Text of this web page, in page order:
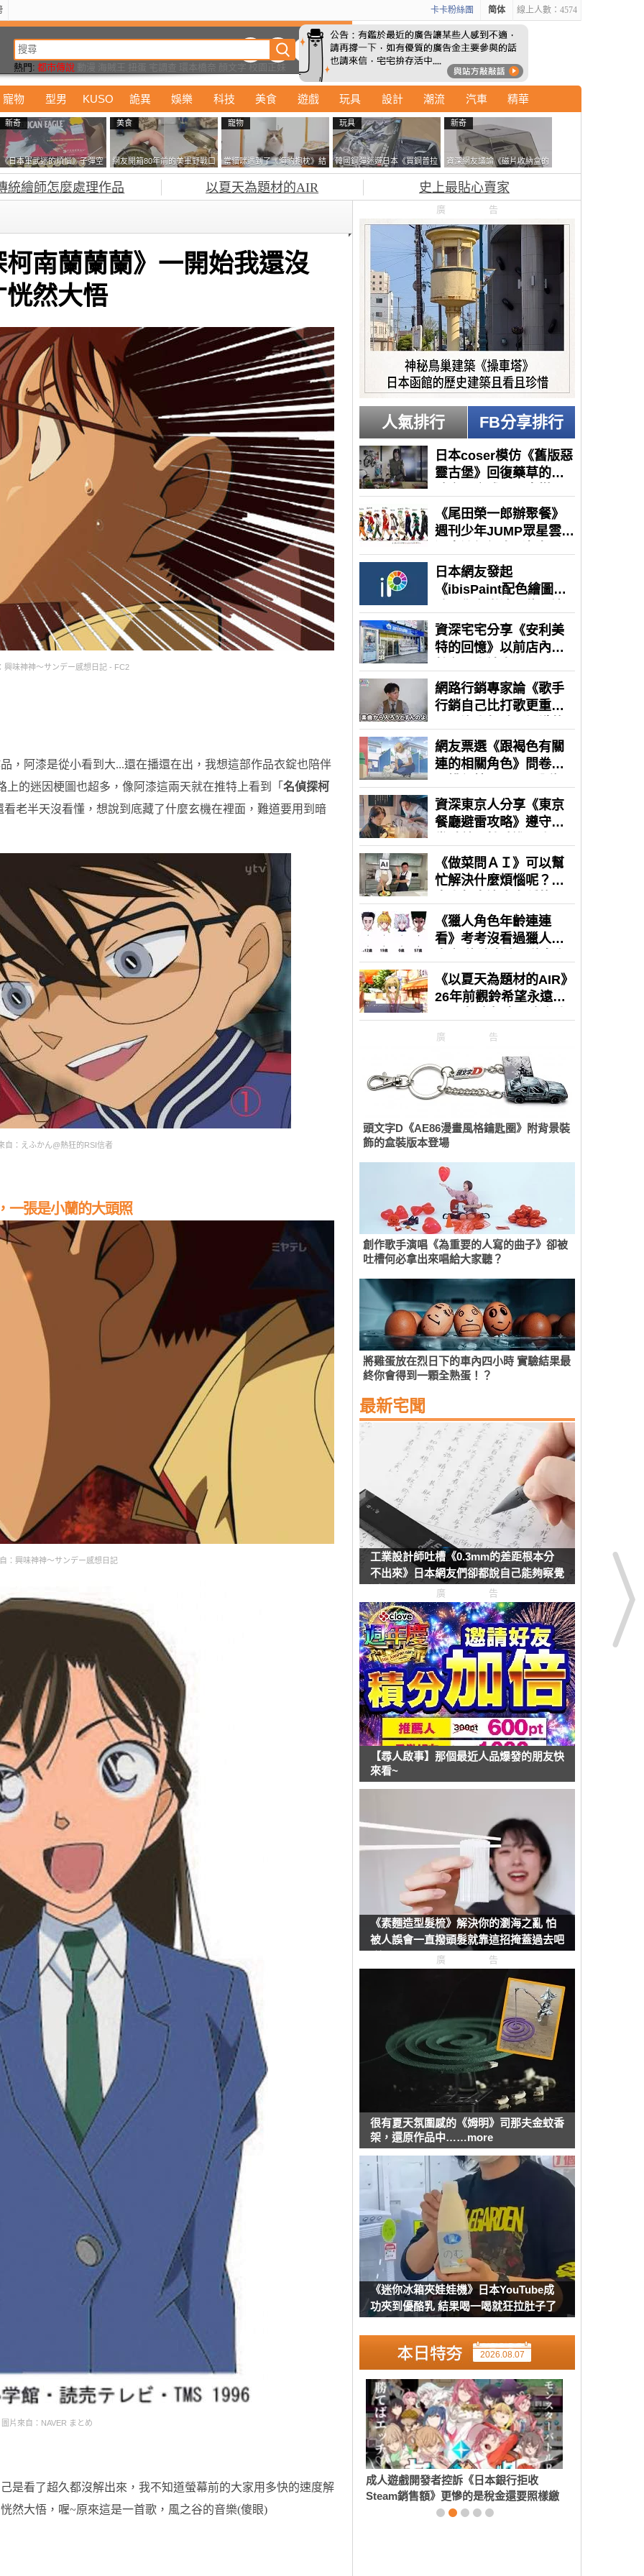
線上人數：4574
简体
卡卡粉絲團
熱門: 都市傳說
寵物 型男 KUSO 詭異 娛樂 科技 美食 遊戲 玩具 設計 潮流 汽車 精華
新奇
《日本軍武迷的煩惱》子彈空
盒在日本超級貴 美國網友直
接一大箱寄給他了
美食
網友開箱80年前的美軍野戰口
糧 罐頭本身保存良好，但裡
面的味道...
寵物
當貓咪遇到了《海豹抱枕》結
果玩了10天後，海豹一整個走
鐘笑翻網友
玩具
韓國鋼彈迷遊日本《買鋼普拉
塞不進行李箱》網友們集思廣
新奇
資深網友議論《磁片收納盒的
鎖有什麼用》想偷的話整盒拿
走不就好了嗎？
統繪師怎麼處理作品 以夏天為題材的AIR 史上最貼心賣家
南蘭蘭蘭》一開始我還沒
然大悟
漫
興味神神～サンデー感想日記 - FC2
，阿漆是從小看到大...還在播還在出，我想這部作品衣錠也陪伴
的迷因梗圖也超多，像阿漆這兩天就在推特上看到「 名偵探柯
老半天沒看懂，想說到底藏了什麼玄機在裡面，難道要用到暗
自：えふかん@熱狂的RSI信者
一張是小蘭的大頭照
：興味神神～サンデー感想日記
圖片來自：NAVER まとめ
是看了超久都沒解出來，我不知道螢幕前的大家用多快的速度解
然大悟，喔~原來這是一首歌，風之谷的音樂(傻眼)
廣告
人氣排行 FB分享排行
廣告
頭文字D《AE86漫畫風格鑰匙圈》附背景裝
飾的盒裝版本登場
創作歌手演唱《為重要的人寫的曲子》卻被
吐槽何必拿出來唱給大家聽？
將雞蛋放在烈日下的車內四小時 實驗結果最
終你會得到一顆全熟蛋！？
最新宅聞
工業設計師吐槽《0.3mm的差距根本分
不出來》日本網友們卻都說自己能夠察覺
廣告
【尋人啟事】那個最近人品爆發的朋友快
來看~
《素麵造型髮梳》解決你的瀏海之亂 怕
被人誤會一直撥頭髮就靠這招掩蓋過去吧
廣告
很有夏天氛圍感的《姆明》司那夫金蚊香
架，還原作品中……more
《迷你冰箱夾娃娃機》日本YouTube成
功夾到優酪乳 結果喝一喝就狂拉肚子了
2026.08.07